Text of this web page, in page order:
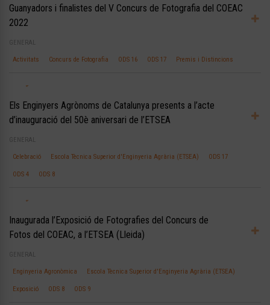
Guanyadors i finalistes del V Concurs de Fotografia del COEAC
2022
GENERAL
Activitats Concurs de Fotografia ODS 16 ODS 17 Premis i Distincions
Els Enginyers Agrònoms de Catalunya presents a l’acte
d’inauguració del 50è aniversari de l’ETSEA
GENERAL
Celebració Escola Tècnica Superior d'Enginyeria Agrària (ETSEA) ODS 17
ODS 4 ODS 8
Inaugurada l’Exposició de Fotografies del Concurs de
Fotos del COEAC, a l’ETSEA (Lleida)
GENERAL
Enginyeria Agronòmica Escola Tècnica Superior d'Enginyeria Agrària (ETSEA)
Exposició ODS 8 ODS 9